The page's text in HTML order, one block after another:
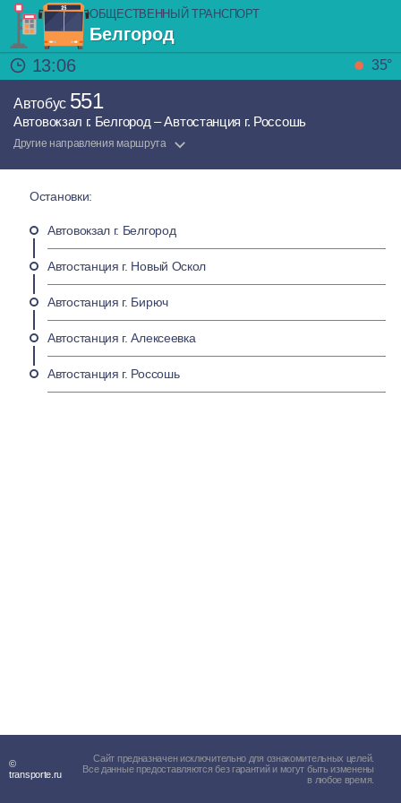
ОБЩЕСТВЕННЫЙ ТРАНСПОРТ
Белгород
13:06
35°
Автобус 551
Автовокзал г. Белгород – Автостанция г. Россошь
Другие направления маршрута
Остановки:
Автовокзал г. Белгород
Автостанция г. Новый Оскол
Автостанция г. Бирюч
Автостанция г. Алексеевка
Автостанция г. Россошь
©
transporte.ru
Сайт предназначен исключительно для ознакомительных целей.
Все данные предоставляются без гарантий и могут быть изменены
в любое время.